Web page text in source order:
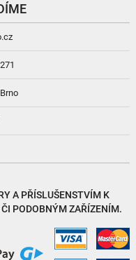
A PŘÍSLUŠENSTVÍM K
PODOBNÝM ZAŘÍZENÍM.